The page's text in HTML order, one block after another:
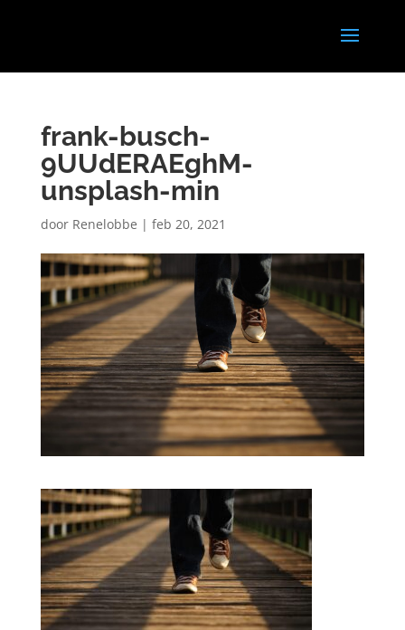
frank-busch-
9UUdERAEghM-
unsplash-min
door Renelobbe | feb 20, 2021